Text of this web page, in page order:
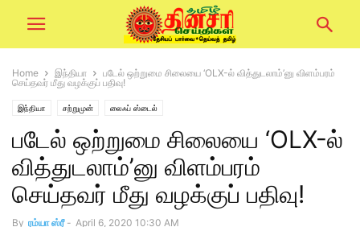
Home இந்தியா
படேல் ஒற்றுமை சிலையை ‘OLX-ல் வித்துடலாம்’னு விளம்பரம்
செய்தவர் மீது வழக்குப் பதிவு!
இந்தியா சற்றுமுன் லைஃப் ஸ்டைல்
படேல் ஒற்றுமை சிலையை ‘OLX-ல்
வித்துடலாம்’னு விளம்பரம்
செய்தவர் மீது வழக்குப் பதிவு!
By ரம்யா ஸ்ரீ - April 6, 2020 10:30 AM